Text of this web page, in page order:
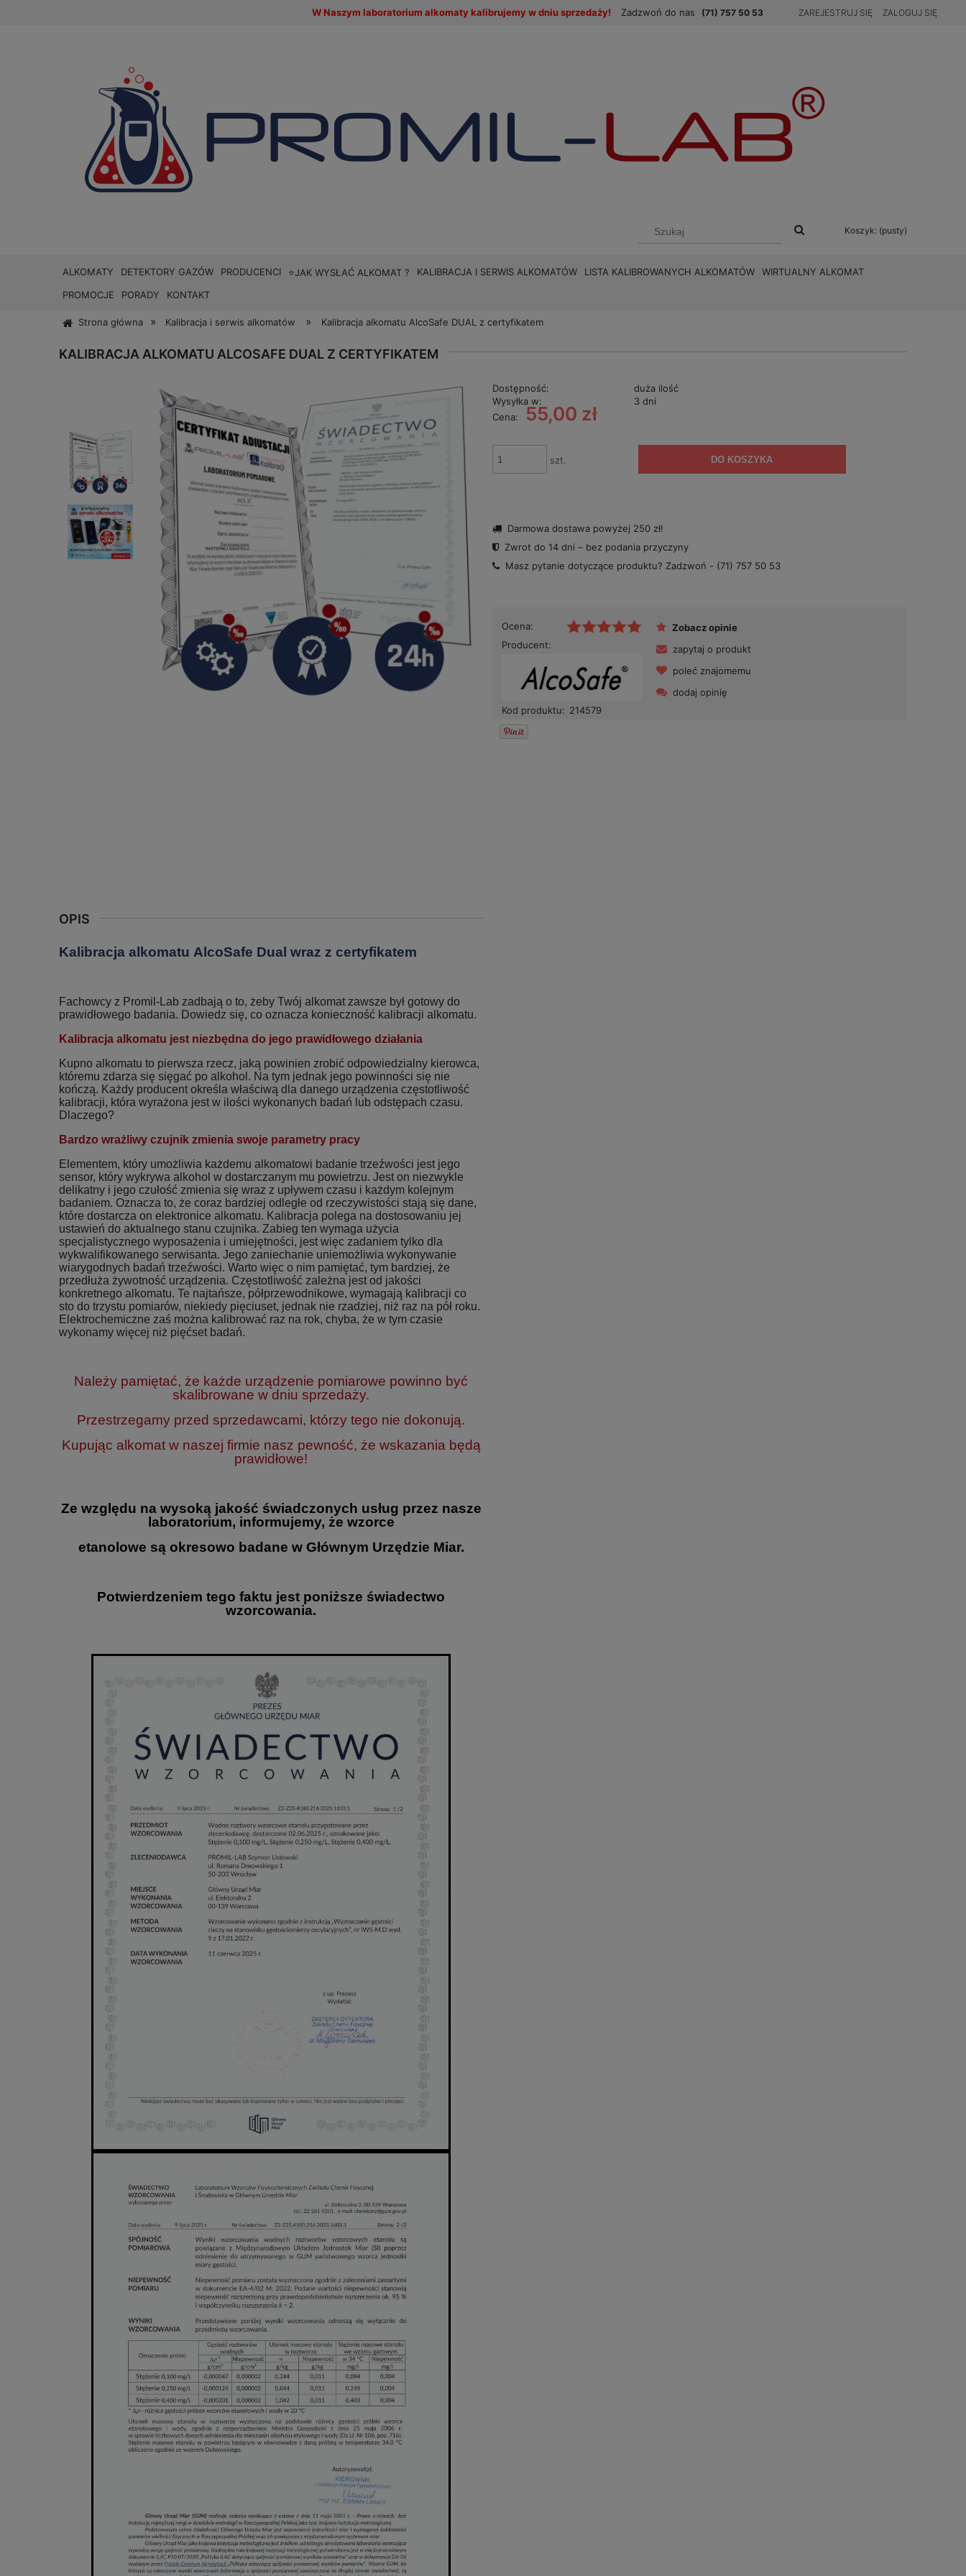
W Naszym laboratorium alkomaty kalibrujemy w dniu sprzedaży! Zadzwoń do nas (71) 757 50 53 ZAREJESTRUJ SIĘ ZALOGUJ SIĘ
Koszyk: (pusty)
ALKOMATY DETEKTORY GAZÓW PRODUCENCI ⭐JAK WYSŁAĆ ALKOMAT ? KALIBRACJA I SERWIS ALKOMATÓW LISTA KALIBROWANYCH ALKOMATÓW
WIRTUALNY ALKOMAT
PROMOCJE
PORADY KONTAKT
Strona główna » Kalibracja i serwis alkomatów » Kalibracja alkomatu AlcoSafe DUAL z certyfikatem
KALIBRACJA ALKOMATU ALCOSAFE DUAL Z CERTYFIKATEM
Dostępność:
duża ilość
Wysyłka w:
3 dni
Cena:
55,00 zł
szt. DO KOSZYKA
Darmowa dostawa powyżej 250 zł!
Zwrot do 14 dni – bez podania przyczyny
Masz pytanie dotyczące produktu? Zadzwoń - (71) 757 50 53
Ocena:
Producent:
Kod produktu: 214579
Zobacz opinie
zapytaj o produkt
poleć znajomemu
dodaj opinię
OPIS
Kalibracja alkomatu AlcoSafe Dual wraz z certyfikatem
Fachowcy z Promil-Lab zadbają o to, żeby Twój alkomat zawsze był gotowy do
prawidłowego badania. Dowiedz się, co oznacza konieczność kalibracji alkomatu.
Kalibracja alkomatu jest niezbędna do jego prawidłowego działania
Kupno alkomatu to pierwsza rzecz, jaką powinien zrobić odpowiedzialny kierowca,
któremu zdarza się sięgać po alkohol. Na tym jednak jego powinności się nie
kończą. Każdy producent określa właściwą dla danego urządzenia częstotliwość
kalibracji, która wyrażona jest w ilości wykonanych badań lub odstępach czasu.
Dlaczego?
Bardzo wrażliwy czujnik zmienia swoje parametry pracy
Elementem, który umożliwia każdemu alkomatowi badanie trzeźwości jest jego
sensor, który wykrywa alkohol w dostarczanym mu powietrzu. Jest on niezwykle
delikatny i jego czułość zmienia się wraz z upływem czasu i każdym kolejnym
badaniem. Oznacza to, że coraz bardziej odległe od rzeczywistości stają się dane,
które dostarcza on elektronice alkomatu. Kalibracja polega na dostosowaniu jej
ustawień do aktualnego stanu czujnika. Zabieg ten wymaga użycia
specjalistycznego wyposażenia i umiejętności, jest więc zadaniem tylko dla
wykwalifikowanego serwisanta. Jego zaniechanie uniemożliwia wykonywanie
wiarygodnych badań trzeźwości. Warto więc o nim pamiętać, tym bardziej, że
przedłuża żywotność urządzenia. Częstotliwość zależna jest od jakości
konkretnego alkomatu. Te najtańsze, półprzewodnikowe, wymagają kalibracji co
sto do trzystu pomiarów, niekiedy pięciuset, jednak nie rzadziej, niż raz na pół roku.
Elektrochemiczne zaś można kalibrować raz na rok, chyba, że w tym czasie
wykonamy więcej niż pięćset badań.
Należy pamiętać, że każde urządzenie pomiarowe powinno być
skalibrowane w dniu sprzedaży.
Przestrzegamy przed sprzedawcami, którzy tego nie dokonują.
Kupując alkomat w naszej firmie nasz pewność, że wskazania będą
prawidłowe!
Ze względu na wysoką jakość świadczonych usług przez nasze
laboratorium, informujemy, że wzorce
etanolowe są okresowo badane w Głównym Urzędzie Miar.
Potwierdzeniem tego faktu jest poniższe świadectwo
wzorcowania.